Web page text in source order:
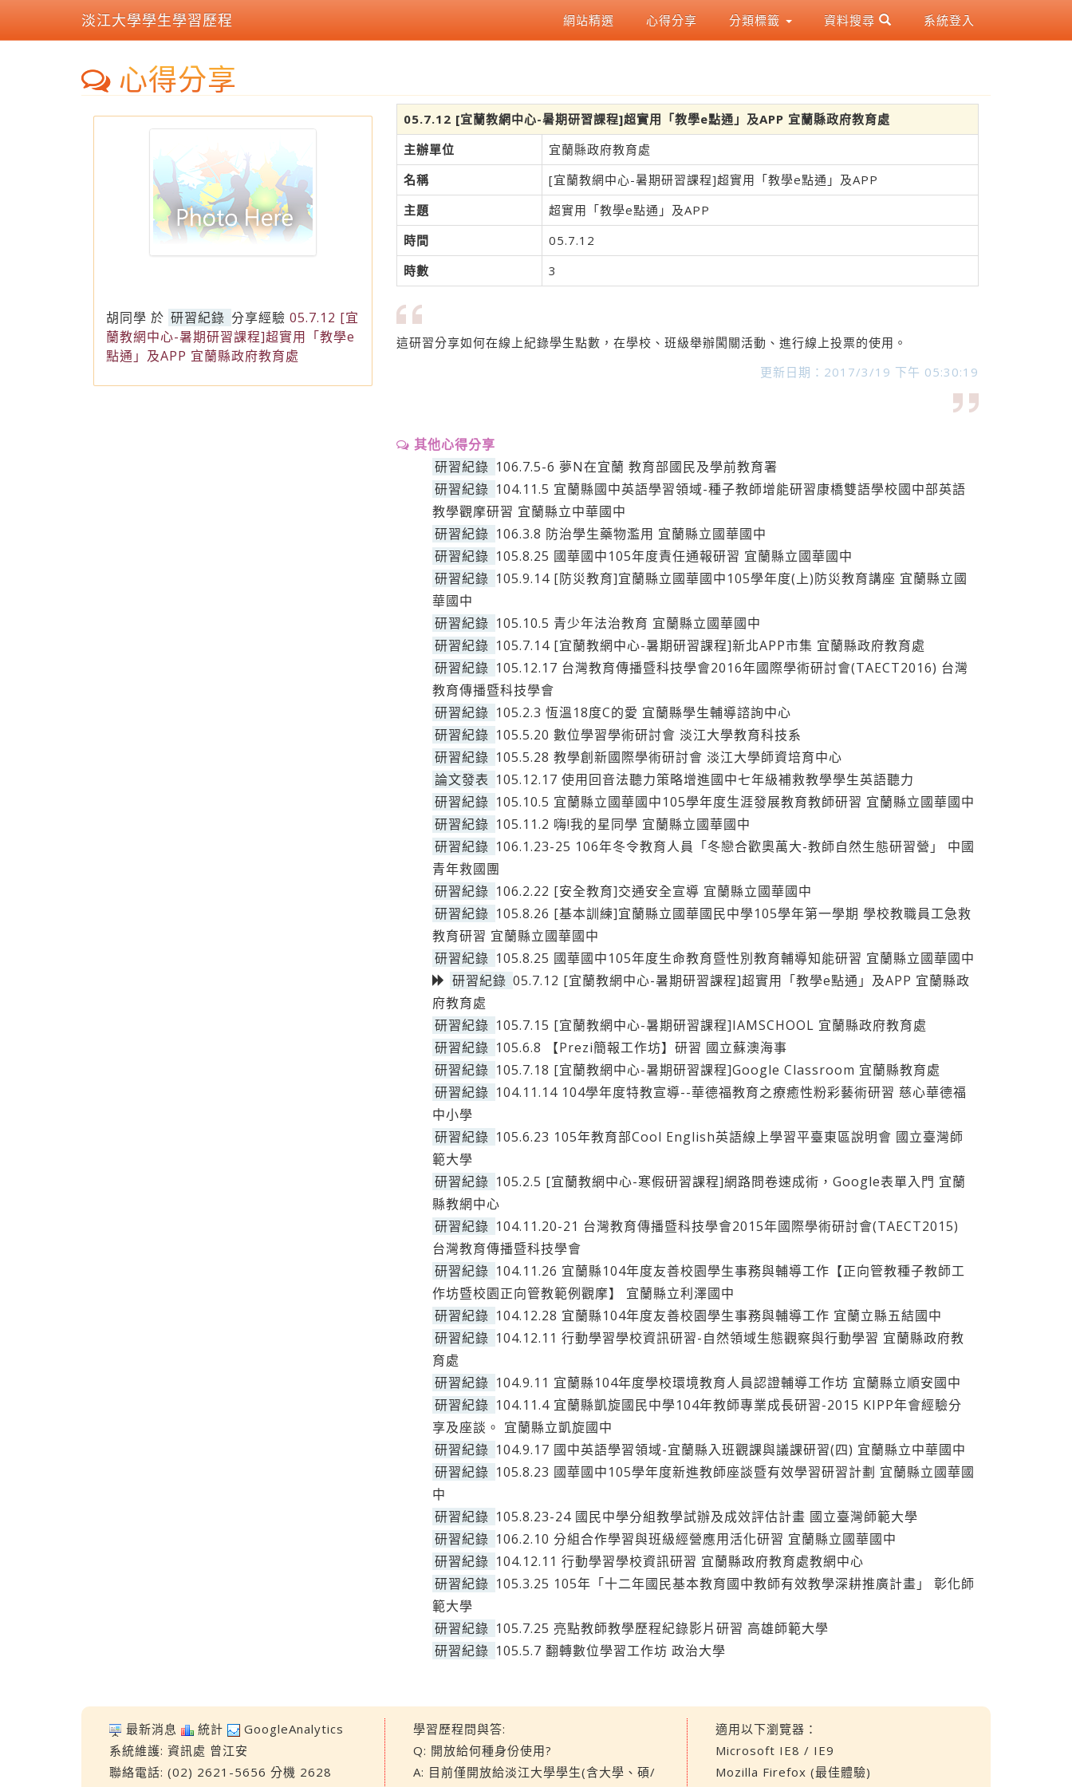
淡江大學學生學習歷程 網站精選 心得分享 分類標籤 資料搜尋 系統登入
心得分享
胡同學 於 研習紀錄 分享經驗 05.7.12 [宜
蘭教網中心-暑期研習課程]超實用「教學e
點通」及APP 宜蘭縣政府教育處
05.7.12 [宜蘭教網中心-暑期研習課程]超實用「教學e點通」及APP 宜蘭縣政府教育處
主辦單位
宜蘭縣政府教育處
名稱
[宜蘭教網中心-暑期研習課程]超實用「教學e點通」及APP
主題
超實用「教學e點通」及APP
時間
05.7.12
時數
3
這研習分享如何在線上紀錄學生點數，在學校、班級舉辦闖關活動、進行線上投票的使用。
更新日期：2017/3/19 下午 05:30:19
其他心得分享
研習紀錄 106.7.5-6 夢N在宜蘭 教育部國民及學前教育署
研習紀錄 104.11.5 宜蘭縣國中英語學習領域-種子教師增能研習康橋雙語學校國中部英語
教學觀摩研習 宜蘭縣立中華國中
研習紀錄 106.3.8 防治學生藥物濫用 宜蘭縣立國華國中
研習紀錄 105.8.25 國華國中105年度責任通報研習 宜蘭縣立國華國中
研習紀錄 105.9.14 [防災教育]宜蘭縣立國華國中105學年度(上)防災教育講座 宜蘭縣立國
華國中
研習紀錄 105.10.5 青少年法治教育 宜蘭縣立國華國中
研習紀錄 105.7.14 [宜蘭教網中心-暑期研習課程]新北APP市集 宜蘭縣政府教育處
研習紀錄 105.12.17 台灣教育傳播暨科技學會2016年國際學術研討會(TAECT2016) 台灣
教育傳播暨科技學會
研習紀錄 105.2.3 恆溫18度C的愛 宜蘭縣學生輔導諮詢中心
研習紀錄 105.5.20 數位學習學術研討會 淡江大學教育科技系
研習紀錄 105.5.28 教學創新國際學術研討會 淡江大學師資培育中心
論文發表 105.12.17 使用回音法聽力策略增進國中七年級補救教學學生英語聽力
研習紀錄 105.10.5 宜蘭縣立國華國中105學年度生涯發展教育教師研習 宜蘭縣立國華國中
研習紀錄 105.11.2 嗨!我的星同學 宜蘭縣立國華國中
研習紀錄 106.1.23-25 106年冬令教育人員「冬戀合歡奧萬大-教師自然生態研習營」 中國
青年救國團
研習紀錄 106.2.22 [安全教育]交通安全宣導 宜蘭縣立國華國中
研習紀錄 105.8.26 [基本訓練]宜蘭縣立國華國民中學105學年第一學期 學校教職員工急救
教育研習 宜蘭縣立國華國中
研習紀錄 105.8.25 國華國中105年度生命教育暨性別教育輔導知能研習 宜蘭縣立國華國中
研習紀錄 05.7.12 [宜蘭教網中心-暑期研習課程]超實用「教學e點通」及APP 宜蘭縣政
府教育處
研習紀錄 105.7.15 [宜蘭教網中心-暑期研習課程]IAMSCHOOL 宜蘭縣政府教育處
研習紀錄 105.6.8 【Prezi簡報工作坊】研習 國立蘇澳海事
研習紀錄 105.7.18 [宜蘭教網中心-暑期研習課程]Google Classroom 宜蘭縣教育處
研習紀錄 104.11.14 104學年度特教宣導--華德福教育之療癒性粉彩藝術研習 慈心華德福
中小學
研習紀錄 105.6.23 105年教育部Cool English英語線上學習平臺東區說明會 國立臺灣師
範大學
研習紀錄 105.2.5 [宜蘭教網中心-寒假研習課程]網路問卷速成術，Google表單入門 宜蘭
縣教網中心
研習紀錄 104.11.20-21 台灣教育傳播暨科技學會2015年國際學術研討會(TAECT2015)
台灣教育傳播暨科技學會
研習紀錄 104.11.26 宜蘭縣104年度友善校園學生事務與輔導工作【正向管教種子教師工
作坊暨校園正向管教範例觀摩】 宜蘭縣立利澤國中
研習紀錄 104.12.28 宜蘭縣104年度友善校園學生事務與輔導工作 宜蘭立縣五結國中
研習紀錄 104.12.11 行動學習學校資訊研習-自然領域生態觀察與行動學習 宜蘭縣政府教
育處
研習紀錄 104.9.11 宜蘭縣104年度學校環境教育人員認證輔導工作坊 宜蘭縣立順安國中
研習紀錄 104.11.4 宜蘭縣凱旋國民中學104年教師專業成長研習-2015 KIPP年會經驗分
享及座談。 宜蘭縣立凱旋國中
研習紀錄 104.9.17 國中英語學習領域-宜蘭縣入班觀課與議課研習(四) 宜蘭縣立中華國中
研習紀錄 105.8.23 國華國中105學年度新進教師座談暨有效學習研習計劃 宜蘭縣立國華國
中
研習紀錄 105.8.23-24 國民中學分組教學試辦及成效評估計畫 國立臺灣師範大學
研習紀錄 106.2.10 分組合作學習與班級經營應用活化研習 宜蘭縣立國華國中
研習紀錄 104.12.11 行動學習學校資訊研習 宜蘭縣政府教育處教網中心
研習紀錄 105.3.25 105年「十二年國民基本教育國中教師有效教學深耕推廣計畫」 彰化師
範大學
研習紀錄 105.7.25 亮點教師教學歷程紀錄影片研習 高雄師範大學
研習紀錄 105.5.7 翻轉數位學習工作坊 政治大學
最新消息 統計
GoogleAnalytics
系統維護: 資訊處 曾江安
聯絡電話: (02) 2621-5656 分機 2628
學習歷程問與答:
Q: 開放給何種身份使用?
A: 目前僅開放給淡江大學學生(含大學、碩/
適用以下瀏覽器：
Microsoft IE8 / IE9
Mozilla Firefox (最佳體驗)